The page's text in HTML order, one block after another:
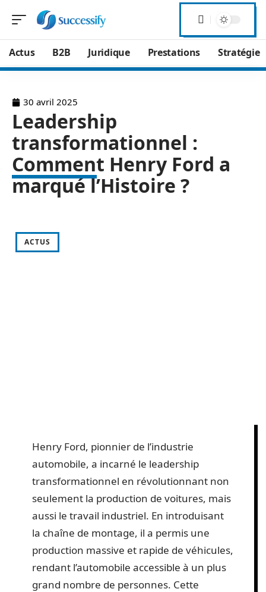
Actus B2B Juridique Prestations Stratégie
30 avril 2025
Leadership
transformationnel :
Comment Henry Ford a
marqué l’Histoire ?
ACTUS
Henry Ford, pionnier de l’industrie
automobile, a incarné le leadership
transformationnel en révolutionnant non
seulement la production de voitures, mais
aussi le travail industriel. En introduisant
la chaîne de montage, il a permis une
production massive et rapide de véhicules,
rendant l’automobile accessible à un plus
grand nombre de personnes. Cette